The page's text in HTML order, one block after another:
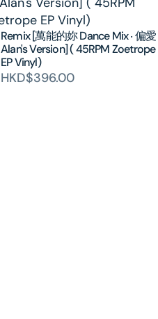
Remix [萬能的妳 Dance Mix ‧ 偏愛
Alan's Version] ( 45RPM Zoetrope
EP Vinyl)
HKD$396.00